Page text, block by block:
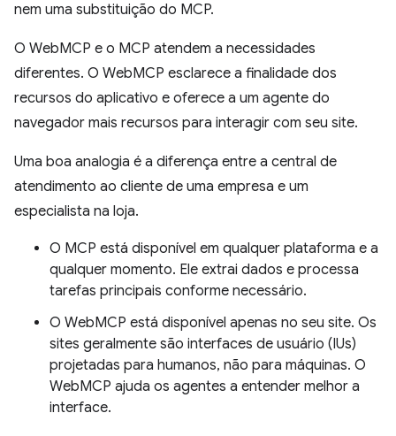
nem uma substituição do MCP.
O WebMCP e o MCP atendem a necessidades
diferentes. O WebMCP esclarece a finalidade dos
recursos do aplicativo e oferece a um agente do
navegador mais recursos para interagir com seu site.
Uma boa analogia é a diferença entre a central de
atendimento ao cliente de uma empresa e um
especialista na loja.
O MCP está disponível em qualquer plataforma e a
qualquer momento. Ele extrai dados e processa
tarefas principais conforme necessário.
O WebMCP está disponível apenas no seu site. Os
sites geralmente são interfaces de usuário (IUs)
projetadas para humanos, não para máquinas. O
WebMCP ajuda os agentes a entender melhor a
interface.